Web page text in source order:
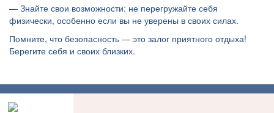
— Знайте свои возможности: не перегружайте себя
физически, особенно если вы не уверены в своих силах.
Помните, что безопасность — это залог приятного отдыха!
Берегите себя и своих близких.